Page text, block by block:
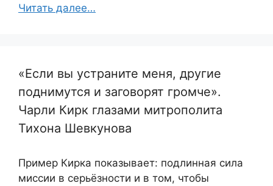
Читать далее…
«Если вы устраните меня, другие
поднимутся и заговорят громче».
Чарли Кирк глазами митрополита
Тихона Шевкунова
Пример Кирка показывает: подлинная сила
миссии в серьёзности и в том, чтобы